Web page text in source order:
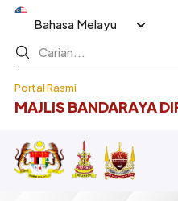
Langkau ke kandungan utama
Portal Rasmi
MAJLIS BANDARAYA
Select your language